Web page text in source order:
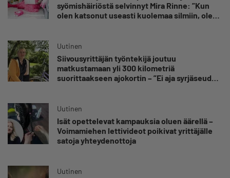
syömishäiriöstä selvinnyt Mira Rinne: ”Kun
olen katsonut useasti kuolemaa silmiin, olen
Uutinen
Siivousyrittäjän työntekijä joutuu
matkustamaan yli 300 kilometriä
suorittaakseen ajokortin – ”Ei aja syrjäseudun
Uutinen
Isät opettelevat kampauksia oluen äärellä –
Voimamiehen lettivideot poikivat yrittäjälle
satoja yhteydenottoja
Uutinen